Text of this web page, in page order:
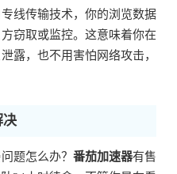
线传输技术，你的浏览数据
窃取或监控。这意味着你在
露，也不用害怕网络攻击，
决
题怎么办？ 番茄加速器有售